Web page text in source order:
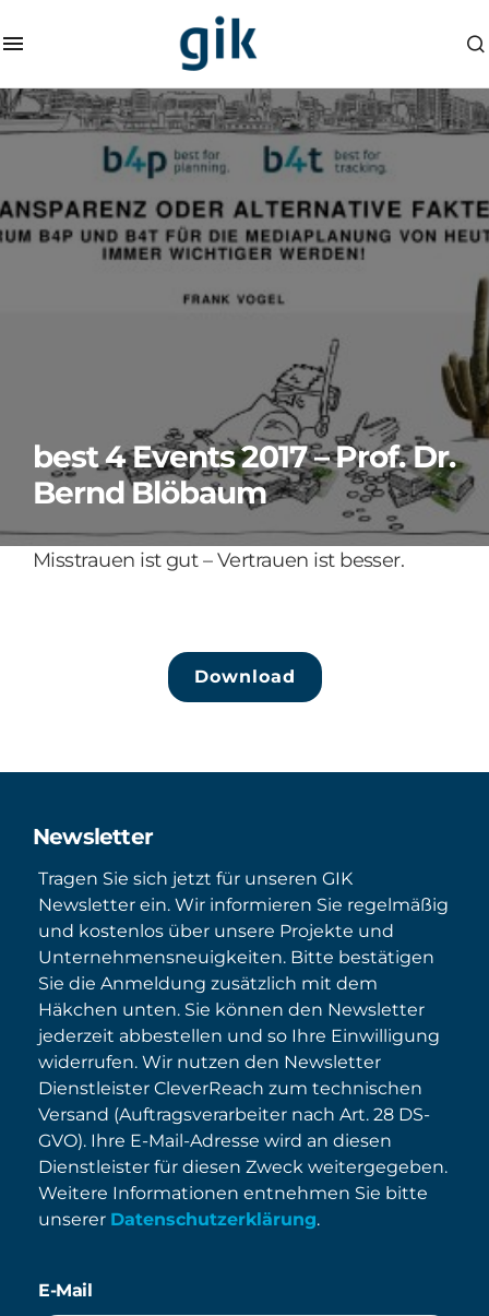
best 4 Events 2017 – Prof. Dr.
Bernd Blöbaum
Misstrauen ist gut – Vertrauen ist besser.
Download
Newsletter
Tragen Sie sich jetzt für unseren GIK
Newsletter ein. Wir informieren Sie regelmäßig
und kostenlos über unsere Projekte und
Unternehmensneuigkeiten. Bitte bestätigen
Sie die Anmeldung zusätzlich mit dem
Häkchen unten. Sie können den Newsletter
jederzeit abbestellen und so Ihre Einwilligung
widerrufen. Wir nutzen den Newsletter
Dienstleister CleverReach zum technischen
Versand (Auftragsverarbeiter nach Art. 28 DS-
GVO). Ihre E-Mail-Adresse wird an diesen
Dienstleister für diesen Zweck weitergegeben.
Weitere Informationen entnehmen Sie bitte
unserer Datenschutzerklärung.
E-Mail